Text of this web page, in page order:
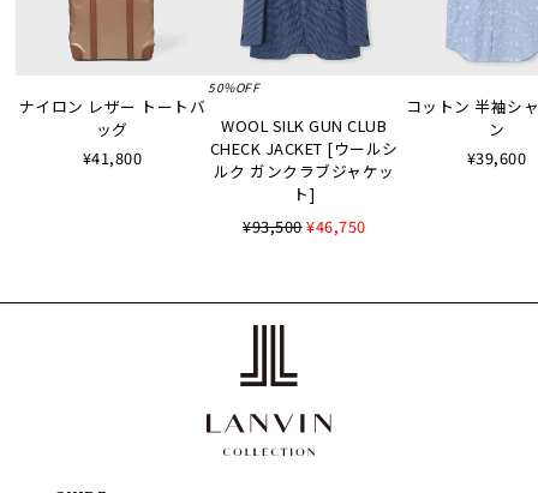
ナイロン レザー トートバ
ッグ
¥41,800
50%OFF
WOOL SILK GUN CLUB
CHECK JACKET [ウールシ
ルク ガンクラブジャケッ
ト]
¥93,500¥46,750
コットン 半袖シ
ン
¥39,600